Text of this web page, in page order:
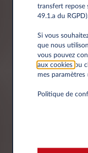
Professionnels
transfert repose
49.1.a du
Si vous
que nous
vous pouvez
aux cookies ou
mes paramètres
Politique de